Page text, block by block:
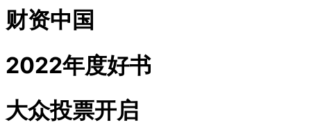
财资中国
2022年度好书
大众投票开启